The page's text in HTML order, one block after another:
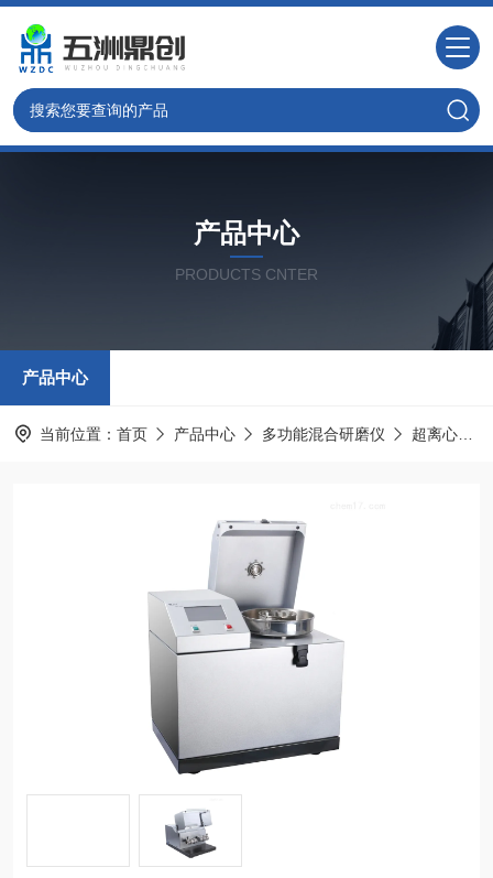
产品中心
PRODUCTS CNTER
产品中心
当前位置： 首页 产品中心 多功能混合研磨仪 超离心研磨仪